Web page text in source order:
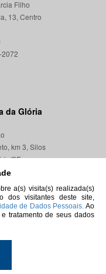
a(s) visita(s) realizada(s)
dos visitantes deste site,
de Dados Pessoais. Ao
tratamento de seus dados
Filho
13, Centro
da Glória
km 3, Silos
SE